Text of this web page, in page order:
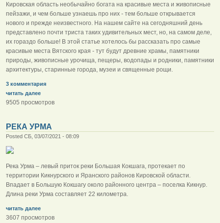
Кировская область необычайно богата на красивые места и живописные
пейзажи, и чем больше узнаешь про них - тем больше открывается
нового и прежде неизвестного. На нашем сайте на сегодняшний день
представлено почти триста таких удивительных мест, но, на самом деле,
их гораздо больше! В этой статье хотелось бы рассказать про самые
красивые места Вятского края - тут будут древние храмы, памятники
природы, живописные урочища, пещеры, водопады и родники, памятники
архитектуры, старинные города, музеи и священные рощи.
3 комментария
читать далее
9505 просмотров
РЕКА УРМА
Posted СБ, 03/07/2021 - 08:09
Река Урма – левый приток реки Большая Кокшага, протекает по
территории Кикнурского и Яранского районов Кировской области.
Впадает в Большую Кокшагу около районного центра – поселка Кикнур.
Длина реки Урма составляет 22 километра.
читать далее
3607 просмотров